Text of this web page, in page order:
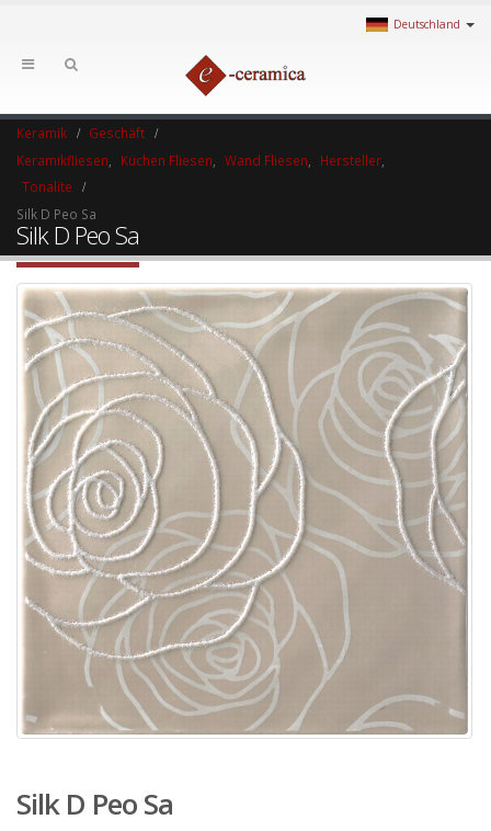
Deutschland
Keramik
Geschäft
Keramikfliesen
Küchen Fliesen Wand Fliesen Hersteller
Tonalite
Silk D Peo Sa
Silk D Peo Sa
Silk D Peo Sa